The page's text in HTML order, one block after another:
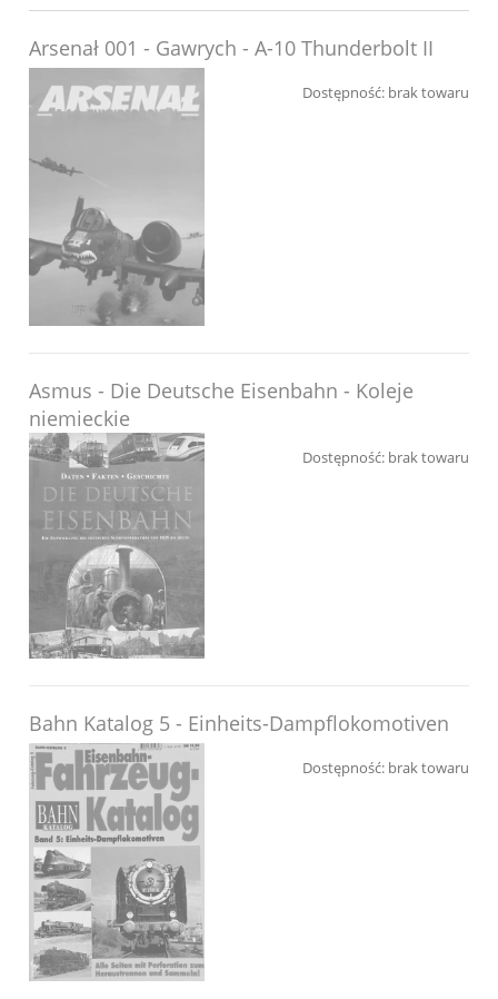
Arsenał 001 - Gawrych - A-10 Thunderbolt II
Dostępność: brak towaru
Asmus - Die Deutsche Eisenbahn - Koleje
niemieckie
Dostępność: brak towaru
Bahn Katalog 5 - Einheits-Dampflokomotiven
Dostępność: brak towaru